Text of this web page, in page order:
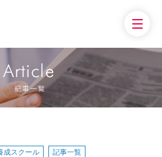
成スクール 記事一覧